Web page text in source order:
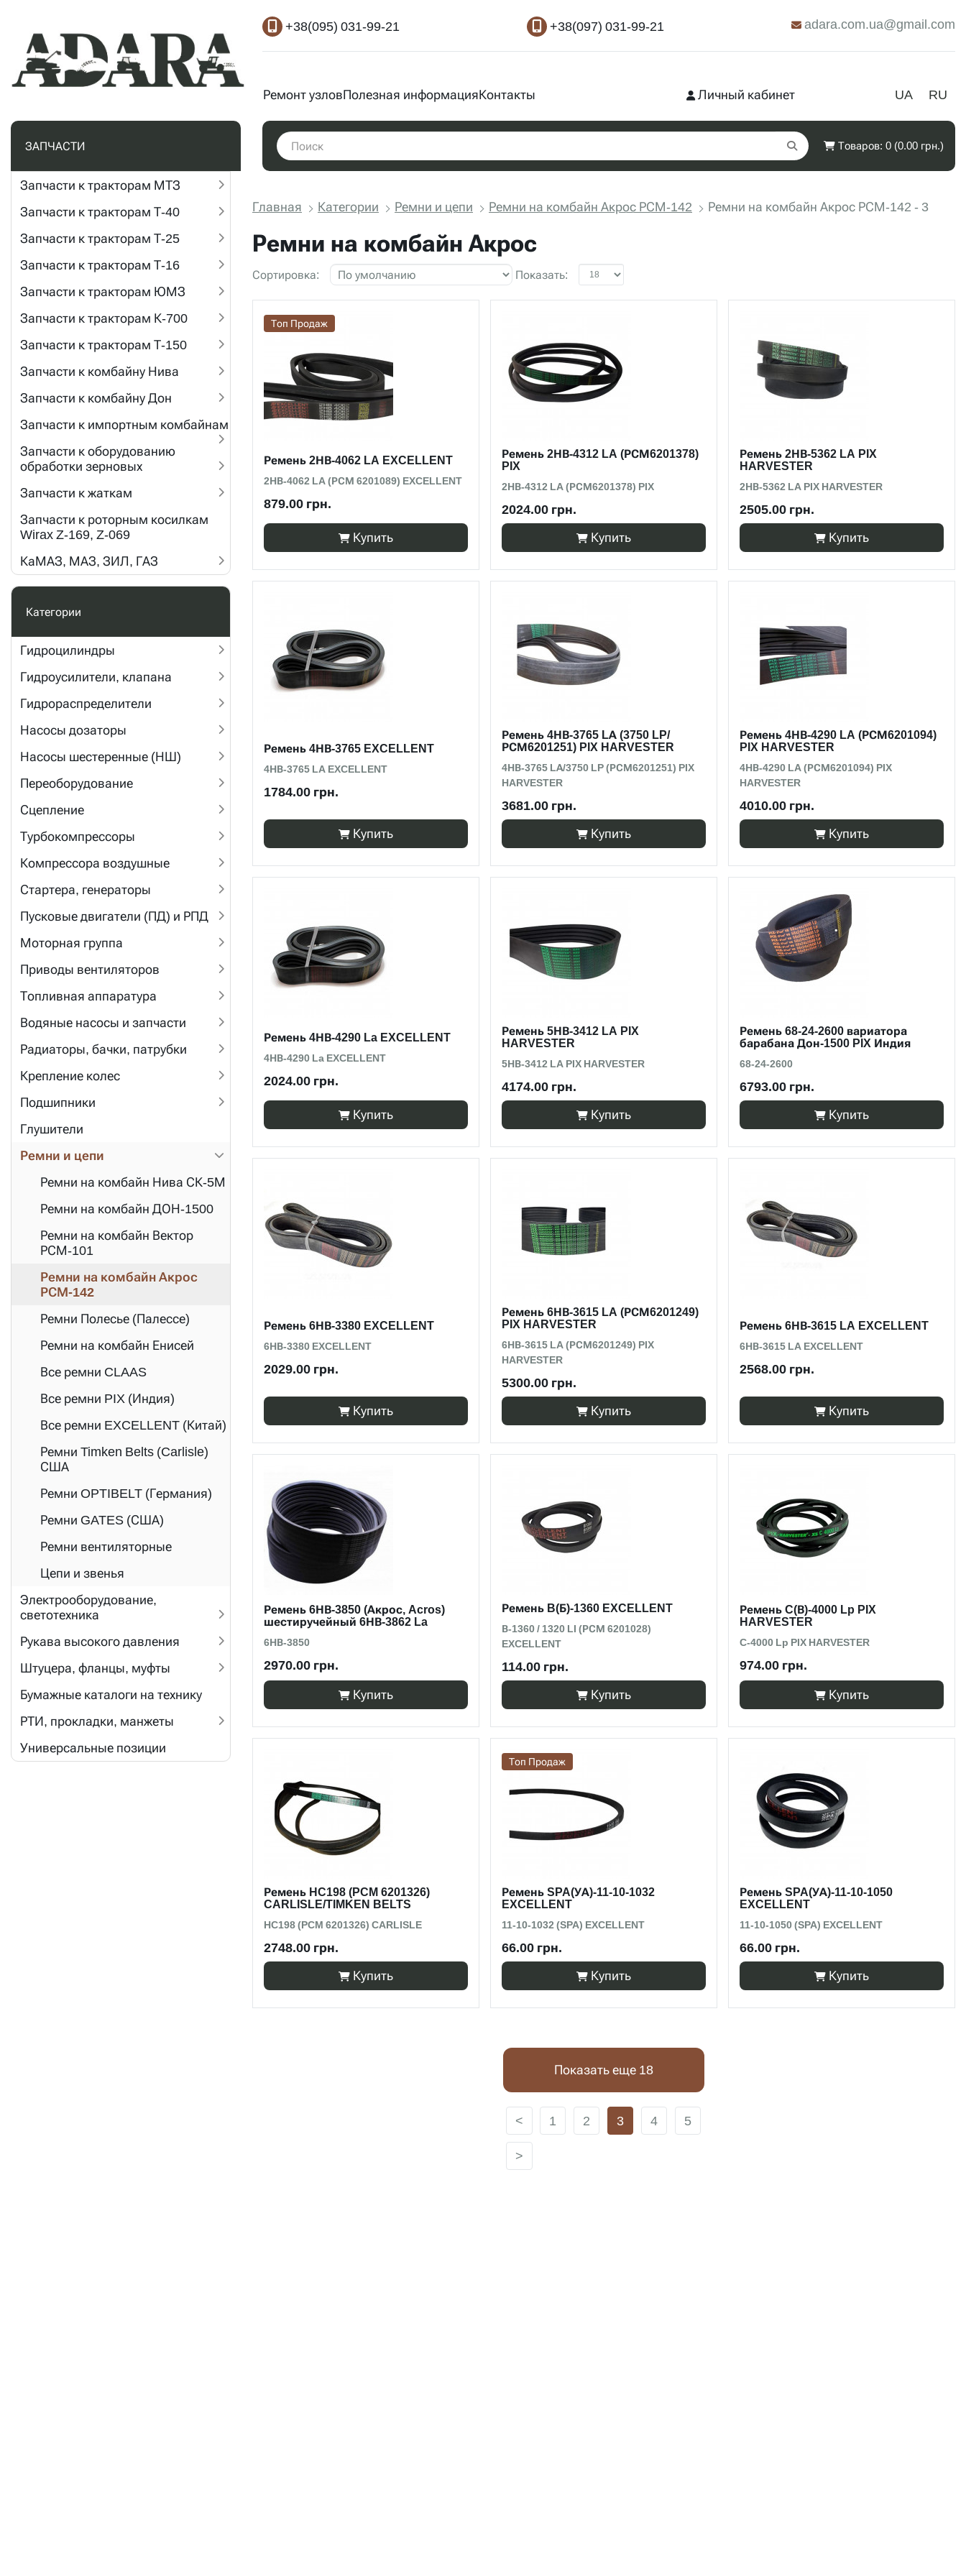
+38(095) 031-99-21 +38(097) 031-99-21 adara.com.ua@gmail.com
Ремонт узловПолезная информацияКонтакты UA RU
Личный кабинет
ЗАПЧАСТИ Товаров: 0 (0.00 грн.)
Запчасти к тракторам МТЗ
Запчасти к тракторам Т-40
Запчасти к тракторам Т-25
Запчасти к тракторам Т-16
Запчасти к тракторам ЮМЗ
Запчасти к тракторам К-700
Запчасти к тракторам Т-150
Запчасти к комбайну Нива
Запчасти к комбайну Дон
Запчасти к импортным комбайнам
Запчасти к оборудованию
обработки зерновых
Запчасти к жаткам
Запчасти к роторным косилкам
Wirax Z-169, Z-069
КаМАЗ, МАЗ, ЗИЛ, ГАЗ
Категории
Гидроцилиндры
Гидроусилители, клапана
Гидрораспределители
Насосы дозаторы
Насосы шестеренные (НШ)
Переоборудование
Сцепление
Турбокомпрессоры
Компрессора воздушные
Стартера, генераторы
Пусковые двигатели (ПД) и РПД
Моторная группа
Приводы вентиляторов
Топливная аппаратура
Водяные насосы и запчасти
Радиаторы, бачки, патрубки
Крепление колес
Подшипники
Глушители
Ремни и цепи
Ремни на комбайн Нива СК-5М
Ремни на комбайн ДОН-1500
Ремни на комбайн Вектор
РСМ-101
Ремни на комбайн Акрос
РСМ-142
Ремни Полесье (Палессе)
Ремни на комбайн Енисей
Все ремни CLAAS
Все ремни PIX (Индия)
Все ремни EXCELLENT (Китай)
Ремни Timken Belts (Carlisle)
США
Ремни OPTIBELT (Германия)
Ремни GATES (США)
Ремни вентиляторные
Цепи и звенья
Электрооборудование,
светотехника
Рукава высокого давления
Штуцера, фланцы, муфты
Бумажные каталоги на технику
РТИ, прокладки, манжеты
Универсальные позиции
Главная Категории Ремни и цепи Ремни на комбайн Акрос РСМ-142 Ремни на комбайн Акрос РСМ-142 - 3
Ремни на комбайн Акрос
Сортировка: Показать:
Топ Продаж
Ремень 2НВ-4062 LA EXCELLENT
2НВ-4062 LA (РСМ 6201089) EXCELLENT
879.00 грн.
Купить
Ремень 2НВ-4312 LA (РСМ6201378)
PIX
2НВ-4312 LA (РСМ6201378) PIX
2024.00 грн.
Купить
Ремень 2НВ-5362 LA PIX
HARVESTER
2НВ-5362 LA PIX HARVESTER
2505.00 грн.
Купить
Ремень 4НВ-3765 EXCELLENT
4НВ-3765 LA EXCELLENT
1784.00 грн.
Купить
Ремень 4НВ-3765 LА (3750 LP/
РСМ6201251) PIX HARVESTER
4НВ-3765 LА/3750 LP (РСМ6201251) PIX
HARVESTER
3681.00 грн.
Купить
Ремень 4НВ-4290 LA (РСМ6201094)
PIX HARVESTER
4НВ-4290 LA (РСМ6201094) PIX
HARVESTER
4010.00 грн.
Купить
Ремень 4НВ-4290 La EXCELLENT
4НВ-4290 La EXCELLENT
2024.00 грн.
Купить
Ремень 5НВ-3412 LA PIX
HARVESTER
5НВ-3412 LA PIX HARVESTER
4174.00 грн.
Купить
Ремень 68-24-2600 вариатора
барабана Дон-1500 PIX Индия
68-24-2600
6793.00 грн.
Купить
Ремень 6НВ-3380 EXCELLENT
6НВ-3380 EXCELLENT
2029.00 грн.
Купить
Ремень 6НВ-3615 LA (РСМ6201249)
PIX HARVESTER
6НВ-3615 LA (РСМ6201249) PIX
HARVESTER
5300.00 грн.
Купить
Ремень 6НВ-3615 LA EXCELLENT
6НВ-3615 LA EXCELLENT
2568.00 грн.
Купить
Ремень 6НВ-3850 (Акрос, Acros)
шестиручейный 6НВ-3862 La
6НВ-3850
2970.00 грн.
Купить
Ремень B(Б)-1360 EXCELLENT
В-1360 / 1320 LI (РСМ 6201028)
EXCELLENT
114.00 грн.
Купить
Ремень C(В)-4000 Lp PIX
HARVESTER
C-4000 Lp PIX HARVESTER
974.00 грн.
Купить
Ремень HC198 (PCM 6201326)
CARLISLE/TIMKEN BELTS
HC198 (PCM 6201326) CARLISLE
2748.00 грн.
Купить
Топ Продаж
Ремень SPA(УА)-11-10-1032
EXCELLENT
11-10-1032 (SPA) EXCELLENT
66.00 грн.
Купить
Ремень SPA(УА)-11-10-1050
EXCELLENT
11-10-1050 (SPA) EXCELLENT
66.00 грн.
Купить
Показать еще 18
< 1 2 3 4 5
>